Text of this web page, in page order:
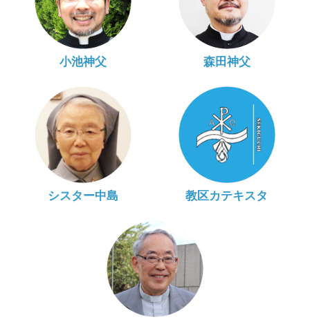
小池神父 森田神父
シスター中島 教区カテキスタ